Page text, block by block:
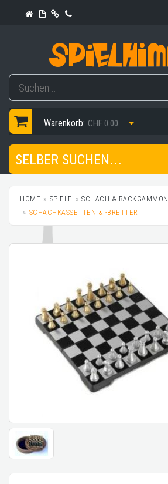
Warenkorb: CHF 0.00
SELBER SUCHEN...
HOME SPIELE
SCHACH & BACKGAMMON
SCHACHKASSETTEN & -BRETTER